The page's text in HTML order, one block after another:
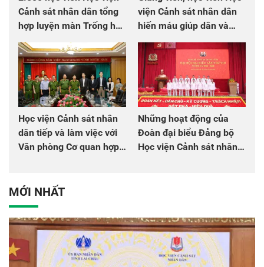
Cảnh sát nhân dân tổng
hợp luyện màn Trống hội
chào mừng Đại hội Đảng
viện Cảnh sát nhân dân
hiến máu giúp dân và
đồng đội
Học viện Cảnh sát nhân
dân tiếp và làm việc với
Văn phòng Cơ quan hợp
Những hoạt động của
Đoàn đại biểu Đảng bộ
Học viện Cảnh sát nhân
MỚI NHẤT